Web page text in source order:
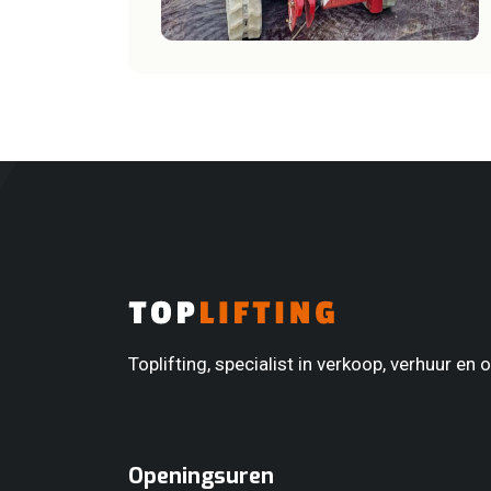
Max. vlucht incl. jib
Toplifting, specialist in verkoop, verhuur en
Openingsuren